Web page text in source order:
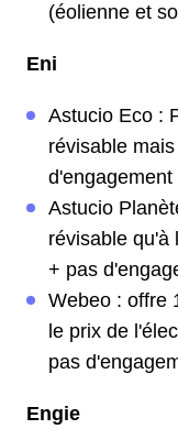
(éolienne et
Eni
Astucio Eco :
révisable
d'engagement
Astucio
révisable qu'à
+ pas
Webeo : offre
le prix de
pas
Engie